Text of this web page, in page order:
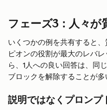
フェーズ3：人々が
いくつかの例を共有すると
ピオンの役割が最大のレバ
ら、1人への良い回答は、同
ブロックを解除することが多
説明ではなくプロンプ